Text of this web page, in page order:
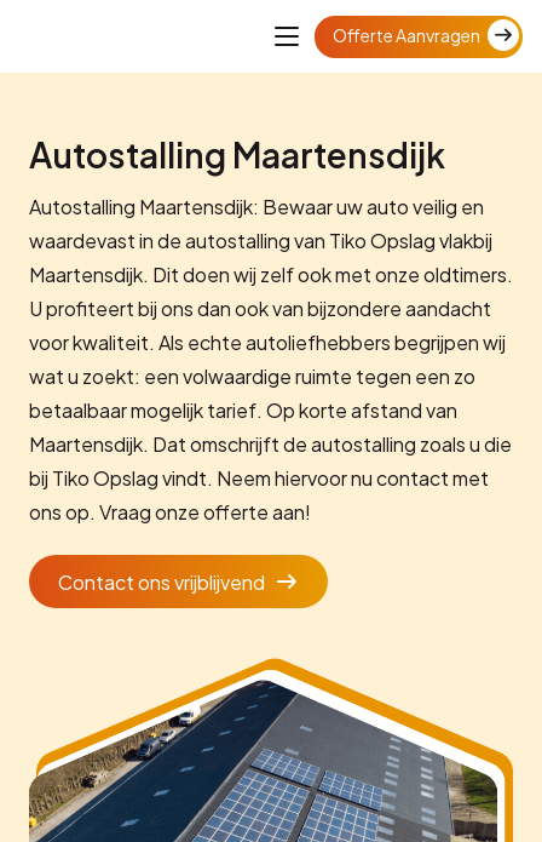
Offerte Aanvragen
Autostalling Maartensdijk
Autostalling Maartensdijk: Bewaar uw auto veilig en
waardevast in de autostalling van Tiko Opslag vlakbij
Maartensdijk. Dit doen wij zelf ook met onze oldtimers.
U profiteert bij ons dan ook van bijzondere aandacht
voor kwaliteit. Als echte autoliefhebbers begrijpen wij
wat u zoekt: een volwaardige ruimte tegen een zo
betaalbaar mogelijk tarief. Op korte afstand van
Maartensdijk. Dat omschrijft de autostalling zoals u die
bij Tiko Opslag vindt. Neem hiervoor nu contact met
ons op. Vraag onze offerte aan!
Contact ons vrijblijvend